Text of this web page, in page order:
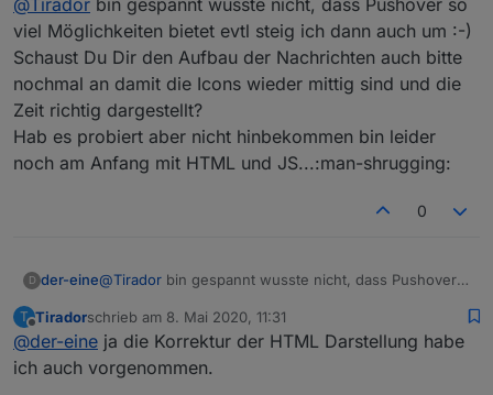
damit testen. Neue Version folgt, wenn der Test
erfolgreich ist.
Beweisbild:
@Tirador bin gespannt wusste nicht, dass Pushover so
viel Möglichkeiten bietet evtl steig ich dann auch um :-)
Schaust Du Dir den Aufbau der Nachrichten auch bitte
nochmal an damit die Icons wieder mittig sind und die
Zeit richtig dargestellt?
Hab es probiert aber nicht hinbekommen bin leider
noch am Anfang mit HTML und JS...:man-shrugging:
0
D der-eine@Tirador bin gespannt wusste nicht, dass Pushover
um :-)
Schaust Du Dir den Aufbau der Nachrichten auch bitte
nochmal an damit die Icons wieder mittig sind und die
Zeit richtig dargestellt?
T
Offline
Tiradorschrieb am 8. Mai 2020, 11:31
zuletzt editiert von
@der-eine ja die Korrektur der HTML Darstellung habe
ich auch vorgenommen.